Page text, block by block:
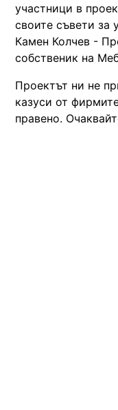
участници в
своите съвети за
Камен Колчев -
собственик на
Проектът ни не
казуси от
правено.